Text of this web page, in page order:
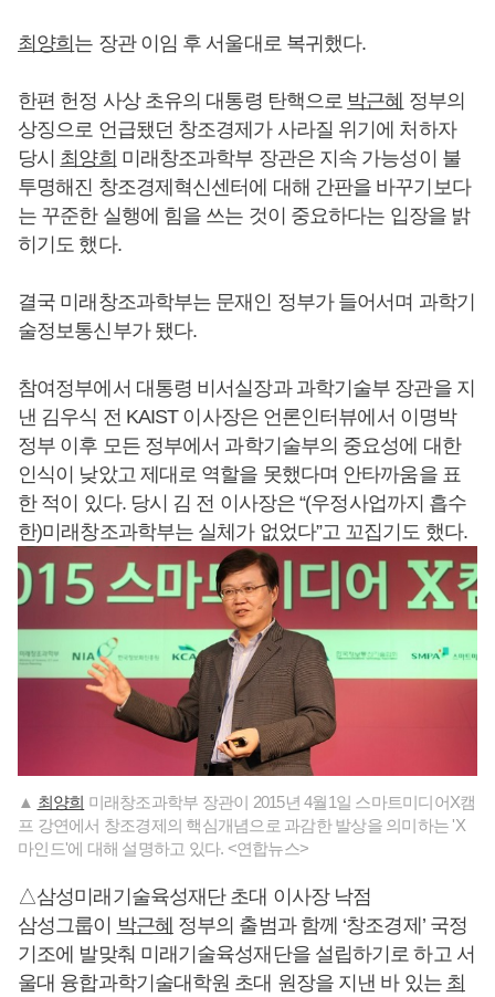
최양희 는 장관 이임 후 서울대로 복귀했다.
한편 헌정 사상 초유의 대통령 탄핵으로 박근혜 정부의
상징으로 언급됐던 창조경제가 사라질 위기에 처하자
당시 최양희 미래창조과학부 장관은 지속 가능성이 불
투명해진 창조경제혁신센터에 대해 간판을 바꾸기보다
는 꾸준한 실행에 힘을 쓰는 것이 중요하다는 입장을 밝
히기도 했다.
결국 미래창조과학부는 문재인 정부가 들어서며 과학기
술정보통신부가 됐다.
참여정부에서 대통령 비서실장과 과학기술부 장관을 지
낸 김우식 전 KAIST 이사장은 언론인터뷰에서 이명박
정부 이후 모든 정부에서 과학기술부의 중요성에 대한
인식이 낮았고 제대로 역할을 못했다며 안타까움을 표
한 적이 있다. 당시 김 전 이사장은 “(우정사업까지 흡수
한)미래창조과학부는 실체가 없었다”고 꼬집기도 했다.
▲ 최양희 미래창조과학부 장관이 2015년 4월1일 스마트미디어X캠
프 강연에서 창조경제의 핵심개념으로 과감한 발상을 의미하는 'X
마인드'에 대해 설명하고 있다. <연합뉴스>
△삼성미래기술육성재단 초대 이사장 낙점
삼성그룹이
박근혜 정부의 출범과 함께 ‘창조경제’ 국정
기조에 발맞춰 미래기술육성재단을 설립하기로 하고 서
울대 융합과학기술대학원 초대 원장을 지낸 바 있는 최